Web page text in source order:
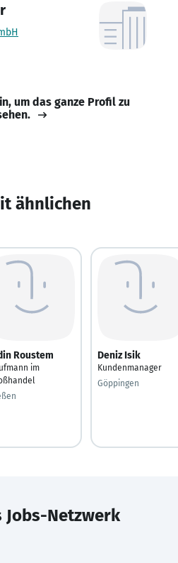
um das ganze Profil zu
ähnlichen
Roustem
im
Deniz Isik
Kundenmanager
Göppingen
Jobs-Netzwerk